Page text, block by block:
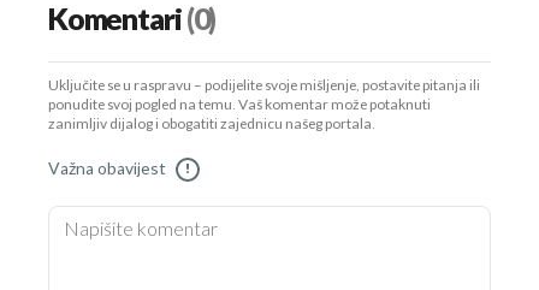
Komentari(0)
Uključite se u raspravu – podijelite svoje mišljenje, postavite pitanja ili
ponudite svoj pogled na temu. Vaš komentar može potaknuti
zanimljiv dijalog i obogatiti zajednicu našeg portala.
Važna obavijest !